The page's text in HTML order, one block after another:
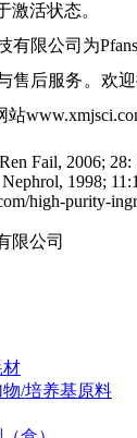
激活状态。
有限公司为
售后服务。欢
站
Ren Fail, 2006; 28:
Nephrol, 1998;
high-purity-
材
/培养基原料